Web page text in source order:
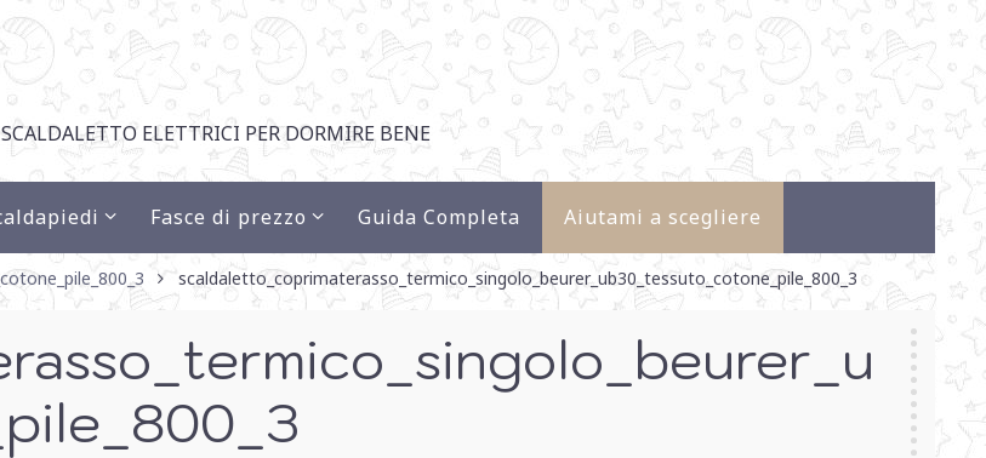
ELETTRICI PER DORMIRE BENE
Fasce di prezzo Guida Completa Aiutami a scegliere
scaldaletto_coprimaterasso_termico_singolo_beurer_ub30_tessuto_cotone_pile_800_3